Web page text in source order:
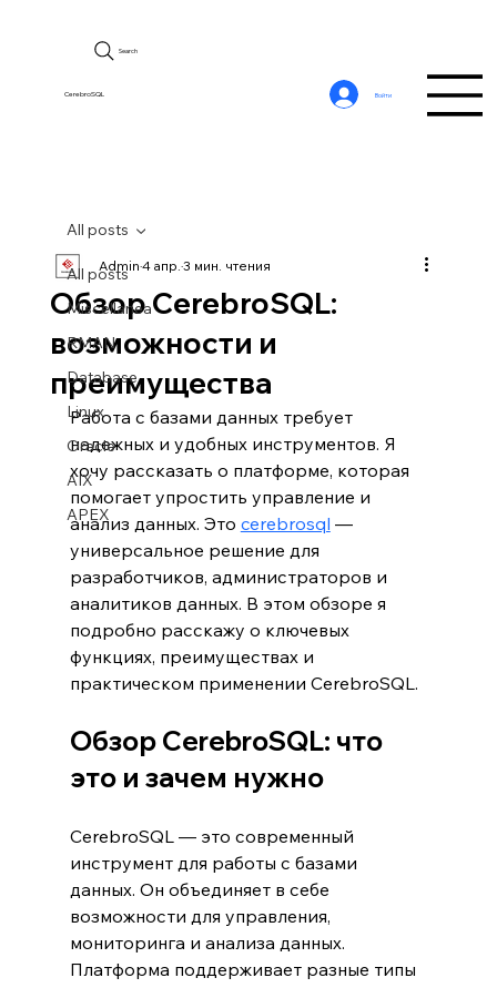
CerebroSQL
Search
Войти
All posts
Miscellanea
RMAN
Database
Linux
Oracle
AIX
APEX
All posts
Обзор CerebroSQL:
возможности и
преимущества
Admin4 апр.3 мин. чтения
Работа с базами данных требует
надежных и удобных инструментов. Я
хочу рассказать о платформе, которая
помогает упростить управление и
анализ данных. Это cerebrosql —
универсальное решение для
разработчиков, администраторов и
аналитиков данных. В этом обзоре я
подробно расскажу о ключевых
функциях, преимуществах и
практическом применении CerebroSQL.
Обзор CerebroSQL: что
это и зачем нужно
CerebroSQL — это современный
инструмент для работы с базами
данных. Он объединяет в себе
возможности для управления,
мониторинга и анализа данных.
Платформа поддерживает разные типы